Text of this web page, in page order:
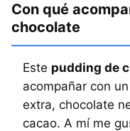
Con qué
chocolate
Este pudding de
acompañar con
extra, chocolate
cacao. A mí me